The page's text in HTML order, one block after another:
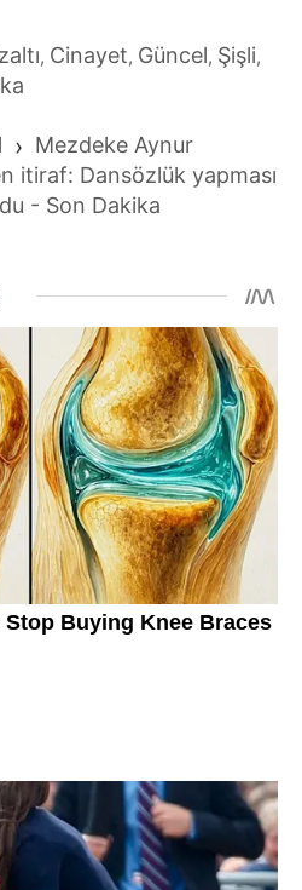
, Cinayet, Güncel, Şişli,
› Mezdeke Aynur
itiraf: Dansözlük yapması
- Son Dakika